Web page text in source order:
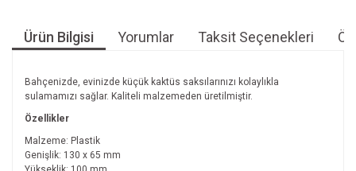
Ürün Bilgisi Yorumlar Taksit Seçenekleri
Bahçenizde, evinizde küçük kaktüs saksılarınızı kolaylıkla
sulamamızı sağlar. Kaliteli malzemeden üretilmiştir.
Özellikler
Malzeme: Plastik
Genişlik: 130 x 65 mm